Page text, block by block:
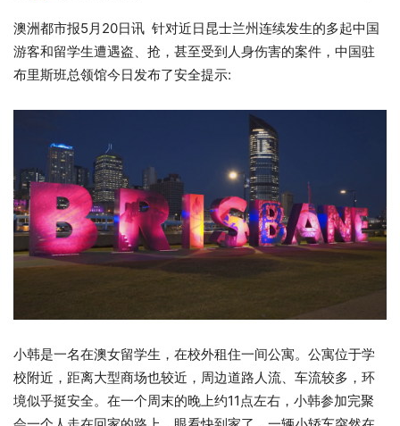
澳洲都市报5月20日讯 针对近日昆士兰州连续发生的多起中国
游客和留学生遭遇盗、抢，甚至受到人身伤害的案件，中国驻
布里斯班总领馆今日发布了安全提示:
小韩是一名在澳女留学生，在校外租住一间公寓。公寓位于学
校附近，距离大型商场也较近，周边道路人流、车流较多，环
境似乎挺安全。在一个周末的晚上约11点左右，小韩参加完聚